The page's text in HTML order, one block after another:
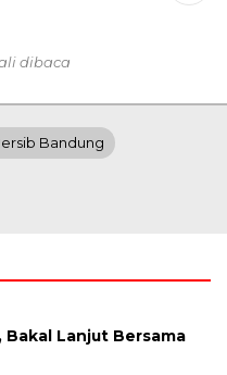
dibaca
Bandung
Bakal Lanjut Bersama